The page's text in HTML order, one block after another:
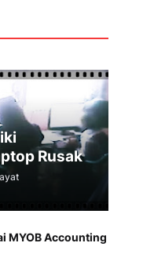
Rusak
MYOB Accounting